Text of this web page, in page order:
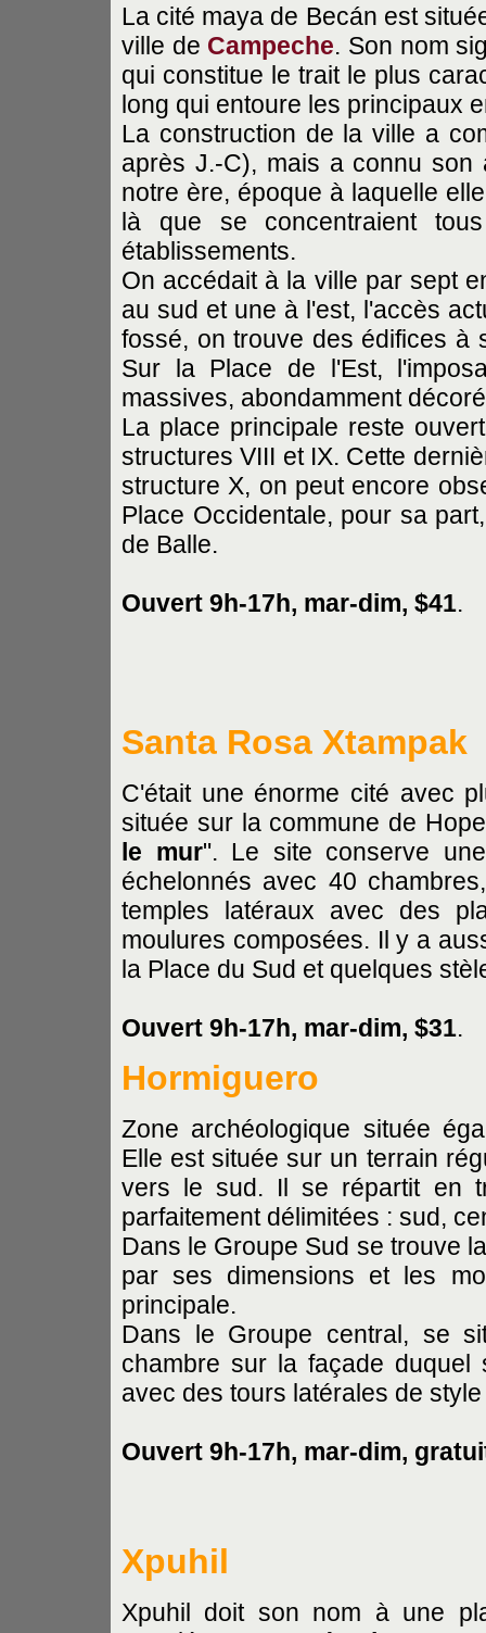
La cité maya de Becán est
ville de Campeche. Son nom
qui constitue le trait le plus
long qui entoure les principaux
La construction de la ville a
après J.-C), mais a connu
notre ère, époque à laquelle
là que se concentraient
établissements.
On accédait à la ville par sept
au sud et une à l'est, l'accès
fossé, on trouve des édifices à
Sur la Place de l'Est,
massives, abondamment
La place principale reste
structures VIII et IX. Cette
structure X, on peut encore
Place Occidentale, pour sa
de Balle.
Ouvert 9h-17h, mar-dim, $41.
Santa Rosa Xtampak
C'était une énorme cité avec
située sur la commune de
le mur". Le site conserve
échelonnés avec 40
temples latéraux avec des
moulures composées. Il y a
la Place du Sud et quelques
Ouvert 9h-17h, mar-dim, $31.
Hormiguero
Zone archéologique située
Elle est située sur un terrain
vers le sud. Il se répartit en
parfaitement délimitées : sud,
Dans le Groupe Sud se trouve
par ses dimensions et les
principale.
Dans le Groupe central, se
chambre sur la façade
avec des tours latérales de
Ouvert 9h-17h, mar-dim,
Xpuhil
Xpuhil doit son nom à une